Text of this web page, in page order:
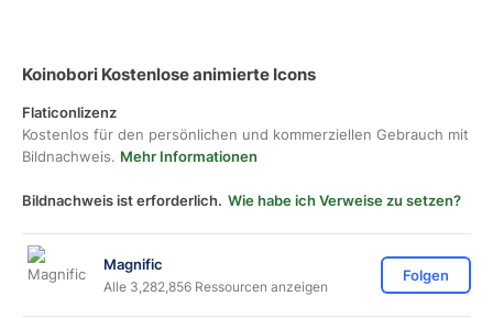
Koinobori Kostenlose animierte Icons
Flaticonlizenz
Kostenlos für den persönlichen und kommerziellen Gebrauch mit
Bildnachweis. Mehr Informationen
Bildnachweis ist erforderlich. Wie habe ich Verweise zu setzen?
Magnific
Alle 3,282,856 Ressourcen anzeigen
Folgen